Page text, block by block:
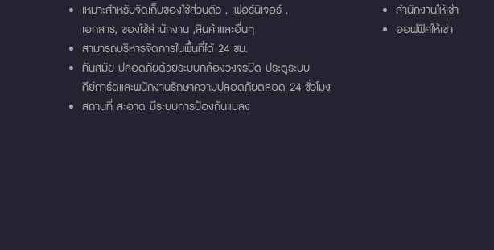
เหมาะสําหรับจัดเก็บของใช้ส่วนตัว , เฟอร์นิเจอร์ ,
เอกสาร, ของใช้สํานักงาน ,สินค้าและอื่นๆ
สามารถบริหารจัดการในพื้นที่ได้ 24 ชม.
ทันสมัย ปลอดภัยด้วยระบบกล้องวงจรปิด ประตูระบบ
คีย์การ์ดและพนักงานรักษาความปลอดภัยตลอด 24 ชั่วโมง
สถานที่ สะอาด มีระบบการป้องกันแมลง
สำนักงานให้เช่า
ออฟฟิศให้เช่า